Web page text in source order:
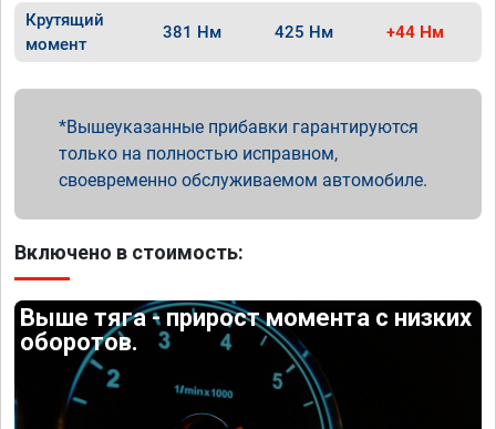
Крутящий
момент
381 Нм 425 Нм +44 Нм
Вышеуказанные прибавки гарантируются
только на полностью исправном,
своевременно обслуживаемом автомобиле.
Включено в стоимость:
Выше тяга - прирост момента с низких
оборотов.